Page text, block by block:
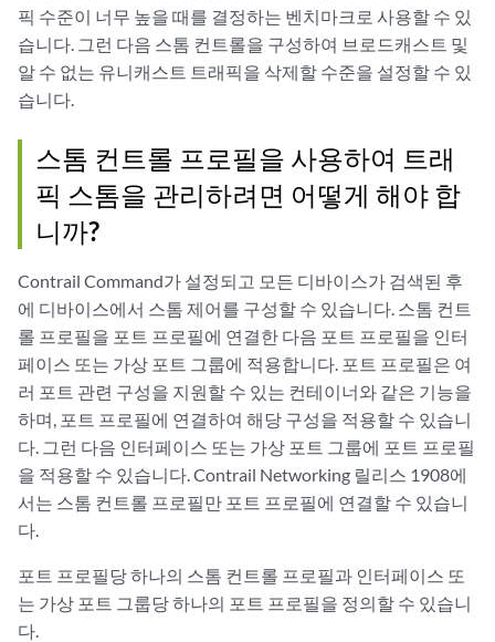
픽 수준이 너무 높을 때를 결정하는 벤치마크로 사용할 수 있
습니다. 그런 다음 스톰 컨트롤을 구성하여 브로드캐스트 및
알 수 없는 유니캐스트 트래픽을 삭제할 수준을 설정할 수 있
습니다.
스톰 컨트롤 프로필을 사용하여 트래
픽 스톰을 관리하려면 어떻게 해야 합
니까?
Contrail Command가 설정되고 모든 디바이스가 검색된 후
에 디바이스에서 스톰 제어를 구성할 수 있습니다. 스톰 컨트
롤 프로필을 포트 프로필에 연결한 다음 포트 프로필을 인터
페이스 또는 가상 포트 그룹에 적용합니다. 포트 프로필은 여
러 포트 관련 구성을 지원할 수 있는 컨테이너와 같은 기능을
하며, 포트 프로필에 연결하여 해당 구성을 적용할 수 있습니
다. 그런 다음 인터페이스 또는 가상 포트 그룹에 포트 프로필
을 적용할 수 있습니다. Contrail Networking 릴리스 1908에
서는 스톰 컨트롤 프로필만 포트 프로필에 연결할 수 있습니
다.
포트 프로필당 하나의 스톰 컨트롤 프로필과 인터페이스 또
는 가상 포트 그룹당 하나의 포트 프로필을 정의할 수 있습니
다.